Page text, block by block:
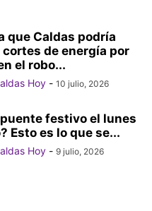
que Caldas podría
de energía por
el robo...
Hoy - 10 julio, 2026
festivo el lunes
Esto es lo que se...
Hoy - 9 julio, 2026